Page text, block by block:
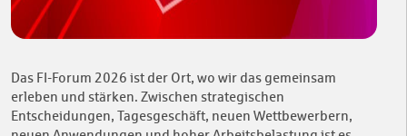
Das FI-Forum 2026 ist der Ort, wo wir das gemeinsam
erleben und stärken. Zwischen strategischen
Entscheidungen, Tagesgeschäft, neuen Wettbewerbern,